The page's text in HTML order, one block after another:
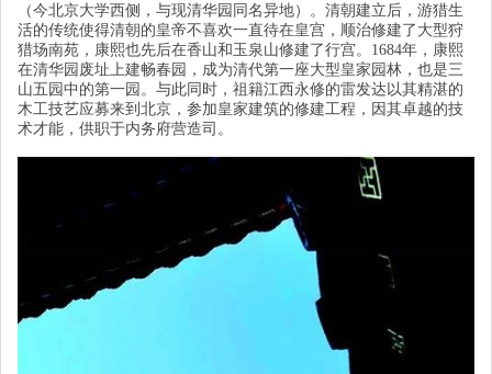
（今北京大学西侧，与现清华园同名异地）。清朝建立后，游猎生
活的传统使得清朝的皇帝不喜欢一直待在皇宫，顺治修建了大型狩
猎场南苑，康熙也先后在香山和玉泉山修建了行宫。 1684年，康熙
在清华园废址上建畅春园，成为清代第一座大型皇家园林，也是三
山五园中的第一园。与此同时，祖籍江西永修的雷发达以其精湛的
木工技艺应募来到北京，参加皇家建筑的修建工程，因其卓越的技
术才能，供职于内务府营造司。